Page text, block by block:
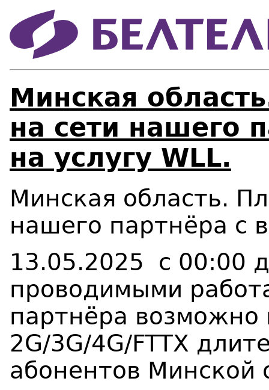
Минская
на сети нашего
на услугу WLL.
Минская область.
нашего партнёра с
13.05.2025 с 00:00
проводимыми
партнёра возможно
2G/3G/4G/FTTX
абонентов Минской